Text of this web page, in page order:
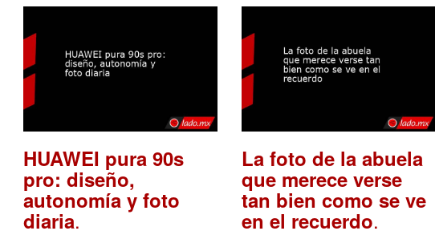
HUAWEI pura 90s
pro: diseño,
autonomía y foto
diaria.
La foto de la abuela
que merece verse
tan bien como se ve
en el recuerdo.